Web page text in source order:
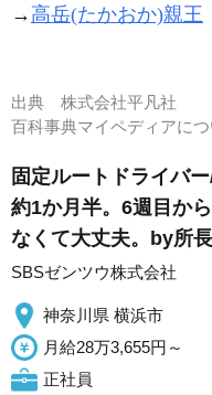
→ 高岳(たかおか)親王
出典 株式会社平凡社
百科事典マイペディアに
固定ルートドライバ
約1か月半。6週目か
なくて大丈夫。by所長
SBSゼンツウ株式会社
神奈川県 横浜市
月給28万3,655円～
正社員